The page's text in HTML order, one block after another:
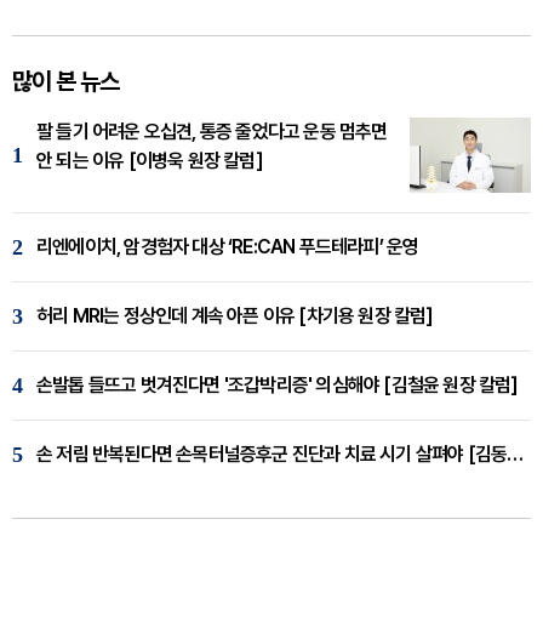
많이 본 뉴스
1
팔 들기 어려운 오십견, 통증 줄었다고 운동 멈추면
안 되는 이유 [이병욱 원장 칼럼]
2 리엔에이치, 암경험자 대상 ‘RE:CAN 푸드테라피’ 운영
3 허리 MRI는 정상인데 계속 아픈 이유 [차기용 원장 칼럼]
4 손발톱 들뜨고 벗겨진다면 '조갑박리증' 의심해야 [김철윤 원장 칼럼]
5 손 저림 반복된다면 손목터널증후군 진단과 치료 시기 살펴야 [김동현 원장 칼럼]